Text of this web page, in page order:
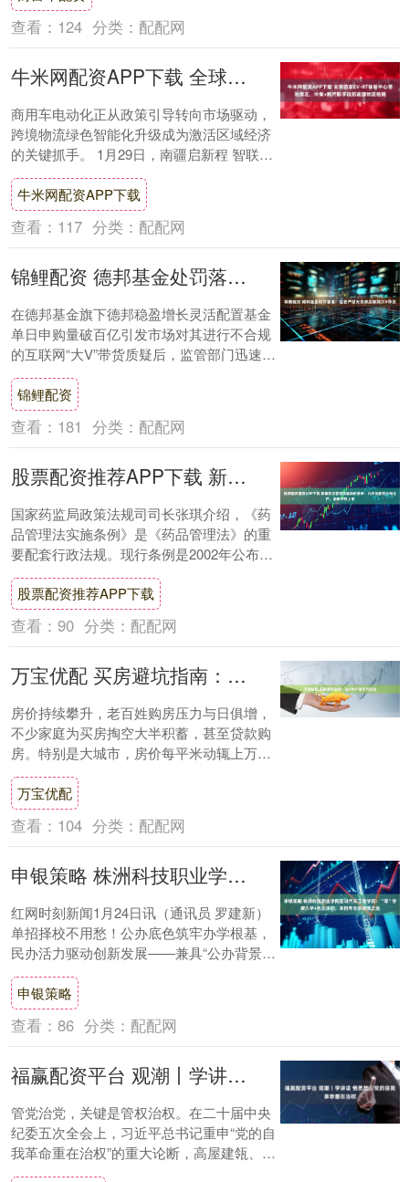
查看： 124 分类： 配配网
牛米网配资APP下载 全球首家EV-RT体验中心落地崇左，中集+陕汽联手改新能源物流格局
商用车电动化正从政策引导转向市场驱动，
跨境物流绿色智能化升级成为激活区域经济
的关键抓手。 1月29日，南疆启新程 智联向
东盟|中集·陕汽&崇左城建物流移动能源与....
牛米网配资APP下载
查看： 117 分类： 配配网
锦鲤配资 德邦基金处罚落地！监管严禁无资质互联网大V带货
在德邦基金旗下德邦稳盈增长灵活配置基金
单日申购量破百亿引发市场对其进行不合规
的互联网“大V”带货质疑后，监管部门迅速出
击。记者获悉，日前监管部门发布《机构监
管通....
锦鲤配资
查看： 181 分类： 配配网
股票配资推荐APP下载 新版药品管理实施条例发布：允许创新药分段生产，加速好药上市
国家药监局政策法规司司长张琪介绍，《药
品管理法实施条例》是《药品管理法》的重
要配套行政法规。现行条例是2002年公布施
行，曾有3次对个别条款进行修改，这次修
订是....
股票配资推荐APP下载
查看： 90 分类： 配配网
万宝优配 买房避坑指南：这5种户型千万别选
房价持续攀升，老百姓购房压力与日俱增，
不少家庭为买房掏空大半积蓄，甚至贷款购
房。特别是大城市，房价每平米动辄上万
元。所以，买房时，价格、户型和位置都不
容忽视。 ....
万宝优配
查看： 104 分类： 配配网
申银策略 株洲科技职业学院首设汽车工程学院：“零”学费入学+名企定向，单招考生的优质之选
红网时刻新闻1月24日讯（通讯员 罗建新）
单招择校不用愁！公办底色筑牢办学根基，
民办活力驱动创新发展——兼具“公办背景
+民办机制”双重优势的株洲科技职业学院，
携....
申银策略
查看： 86 分类： 配配网
福赢配资平台 观潮丨学讲话 悟思想⑥党的自我革命重在治权
管党治党，关键是管权治权。在二十届中央
纪委五次全会上，习近平总书记重申“党的自
我革命重在治权”的重大论断，高屋建瓴、一
语破的，为新征程上推进党的自我革命、全